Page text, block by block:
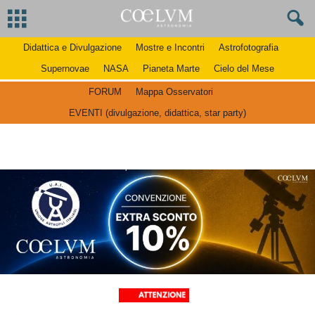
Didattica e Divulgazione Mostre e Incontri
Astrofotografia
Supernovae
NASA Pianeta Marte Cielo del Mese
FORUM
Mappa Osservatori
EVENTI (divulgazione, didattica, star party)